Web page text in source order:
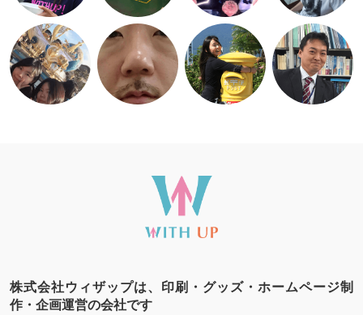
株式会社ウィザップは、印刷・グッズ・ホームページ制
作・企画運営の会社です